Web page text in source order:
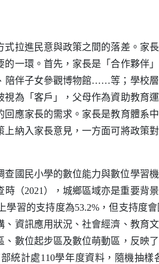
進民意與政策之間的落差。家
一環。首先，家長是「合作夥伴
陪伴子女參觀博物館……等；學校
為「客戶」，父母作為資助教育
應家長的需求。家長是教育體系
納入家長意見，一方面可將政策
國民小學的數位能力與數位學習
（2021），城鄉區域亦是重要背
習的支持度為53.2%，但支持度
資訊應用狀況、社會經濟、教育
數位起步區及數位萌動區，反映
統計處110學年度資料，隨機抽